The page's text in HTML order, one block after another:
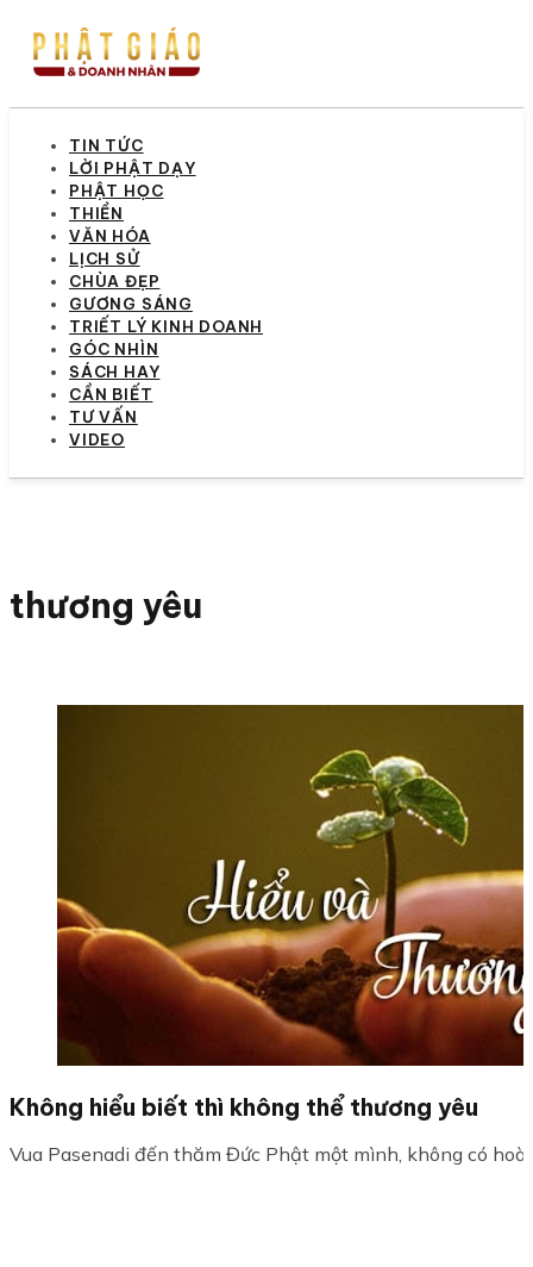
TIN TỨC
LỜI PHẬT DẠY
PHẬT HỌC
THIỀN
VĂN HÓA
LỊCH SỬ
CHÙA ĐẸP
GƯƠNG SÁNG
TRIẾT LÝ KINH DOANH
GÓC NHÌN
SÁCH HAY
CẦN BIẾT
TƯ VẤN
VIDEO
thương yêu
Không hiểu biết thì không thể thương yêu
Vua Pasenadi đến thăm Đức Phật một mình, không có